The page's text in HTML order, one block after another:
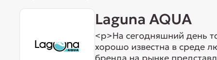
Laguna AQUA
<p>На сегодняшний день
хорошо известна в среде